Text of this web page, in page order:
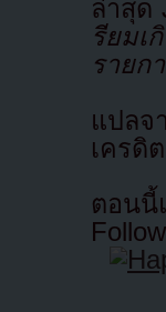
ล่าสุด
รียมเ
รายก
แปล
เครดิ
ตอนนี้